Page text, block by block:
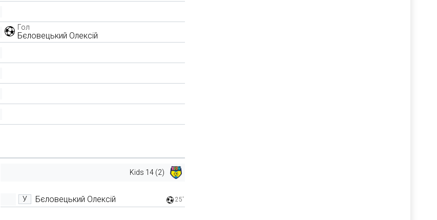
Гол
Бєловецький Олексій
Kids 14 (2)
У Бєловецький Олексій 25'